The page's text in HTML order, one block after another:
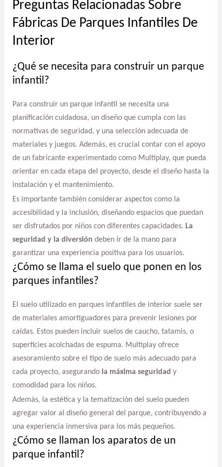
Preguntas Relacionadas Sobre
Fábricas De Parques Infantiles De
Interior
¿Qué se necesita para construir un parque
infantil?
Para construir un parque infantil se necesita una
planificación cuidadosa, un diseño que cumpla con las
normativas de seguridad, y una selección adecuada de
materiales y juegos. Además, es crucial contar con el apoyo
de un fabricante experimentado como Multiplay, que pueda
orientar en cada etapa del proyecto, desde el diseño hasta la
instalación y el mantenimiento.
Es importante también considerar aspectos como la
accesibilidad y la inclusión, diseñando espacios que puedan
ser disfrutados por niños con diferentes capacidades. La
seguridad y la diversión deben ir de la mano para
garantizar una experiencia positiva para los usuarios.
¿Cómo se llama el suelo que ponen en los
parques infantiles?
El suelo utilizado en parques infantiles de interior suele ser
de materiales amortiguadores para prevenir lesiones por
caídas. Estos pueden incluir suelos de caucho, tatamis, o
superficies acolchadas de espuma. Multiplay ofrece
asesoramiento sobre el tipo de suelo más adecuado para
cada proyecto, asegurando la máxima seguridad y
comodidad para los niños.
Además, la estética y la tematización del suelo pueden
agregar valor al diseño general del parque, contribuyendo a
una experiencia inmersiva para los más pequeños.
¿Cómo se llaman los aparatos de un
parque infantil?